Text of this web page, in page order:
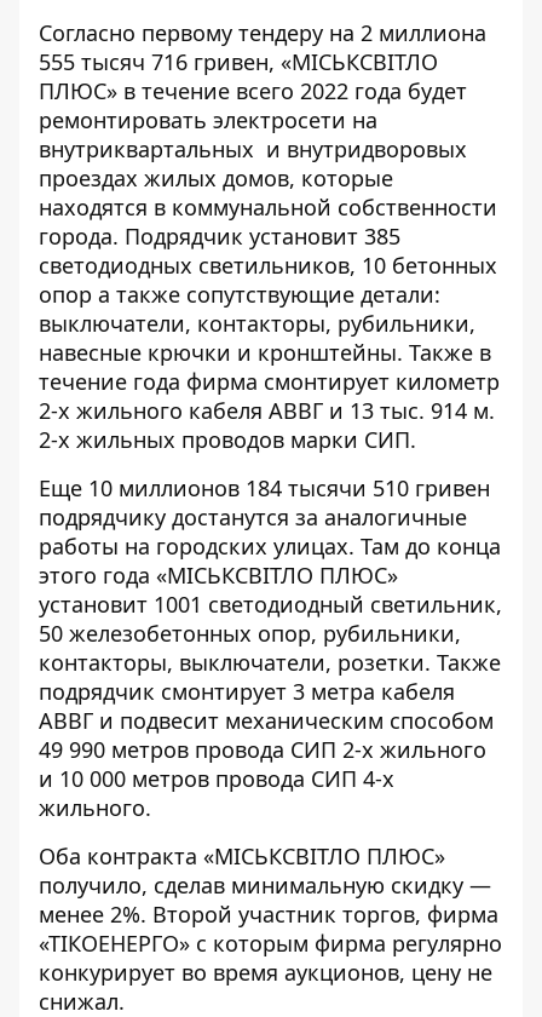
Согласно первому тендеру на 2 миллиона
555 тысяч 716 гривен, «МІСЬКСВІТЛО
ПЛЮС» в течение всего 2022 года будет
ремонтировать электросети на
внутриквартальных и внутридворовых
проездах жилых домов, которые
находятся в коммунальной собственности
города. Подрядчик установит 385
светодиодных светильников, 10 бетонных
опор а также сопутствующие детали:
выключатели, контакторы, рубильники,
навесные крючки и кронштейны. Также в
течение года фирма смонтирует километр
2-х жильного кабеля АВВГ и 13 тыс. 914 м.
2-х жильных проводов марки СИП.
Еще 10 миллионов 184 тысячи 510 гривен
подрядчику достанутся за аналогичные
работы на городских улицах. Там до конца
этого года «МІСЬКСВІТЛО ПЛЮС»
установит 1001 светодиодный светильник,
50 железобетонных опор, рубильники,
контакторы, выключатели, розетки. Также
подрядчик смонтирует 3 метра кабеля
АВВГ и подвесит механическим способом
49 990 метров провода СИП 2-х жильного
и 10 000 метров провода СИП 4-х
жильного.
Оба контракта «МІСЬКСВІТЛО ПЛЮС»
получило, сделав минимальную скидку —
менее 2%. Второй участник торгов, фирма
«ТІКОЕНЕРГО» с которым фирма регулярно
конкурирует во время аукционов, цену не
снижал.